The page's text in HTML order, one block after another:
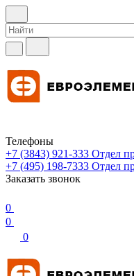
Телефоны
+7 (3843) 921-333 Отдел
+7 (495) 198-7333 Отдел
Заказать звонок
0
0
0